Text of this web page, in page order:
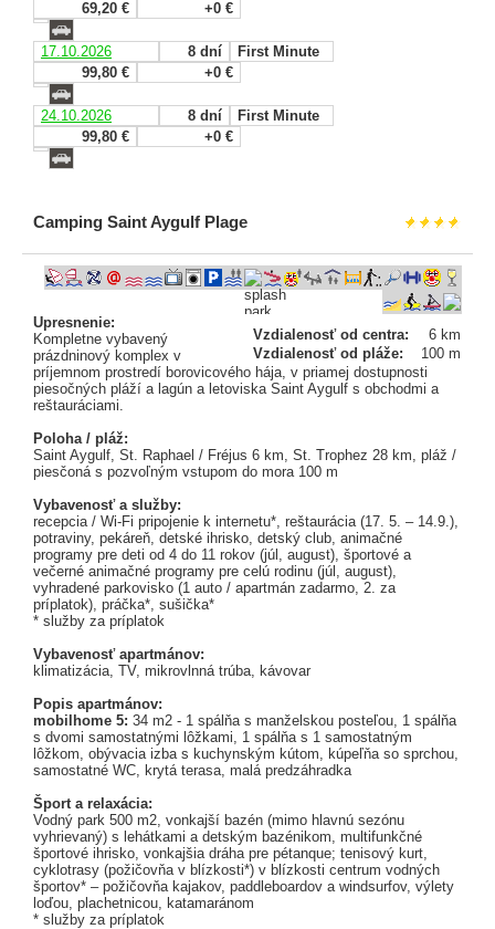
69,20 €
+0 €
17.10.2026 8 dní
First Minute
99,80 €
+0 €
24.10.2026 8 dní
First Minute
99,80 €
+0 €
Camping Saint Aygulf Plage
Vzdialenosť od centra:
6 km
Vzdialenosť od pláže:
100 m
Upresnenie:
Kompletne vybavený
prázdninový komplex v
príjemnom prostredí borovicového hája, v priamej dostupnosti
piesočných pláží a lagún a letoviska Saint Aygulf s obchodmi a
reštauráciami.
Poloha / pláž:
Saint Aygulf, St. Raphael / Fréjus 6 km, St. Trophez 28 km, pláž /
piesčoná s pozvoľným vstupom do mora 100 m
Vybavenosť a služby:
recepcia / Wi-Fi pripojenie k internetu*, reštaurácia (17. 5. – 14.9.),
potraviny, pekáreň, detské ihrisko, detský club, animačné
programy pre deti od 4 do 11 rokov (júl, august), športové a
večerné animačné programy pre celú rodinu (júl, august),
vyhradené parkovisko (1 auto / apartmán zadarmo, 2. za
príplatok), práčka*, sušička*
* služby za príplatok
Vybavenosť apartmánov:
klimatizácia, TV, mikrovlnná trúba, kávovar
Popis apartmánov:
mobilhome 5: 34 m2 - 1 spálňa s manželskou posteľou, 1 spálňa
s dvomi samostatnými lôžkami, 1 spálňa s 1 samostatným
lôžkom, obývacia izba s kuchynským kútom, kúpeľňa so sprchou,
samostatné WC, krytá terasa, malá predzáhradka
Šport a relaxácia:
Vodný park 500 m2, vonkajší bazén (mimo hlavnú sezónu
vyhrievaný) s lehátkami a detským bazénikom, multifunkčné
športové ihrisko, vonkajšia dráha pre pétanque; tenisový kurt,
cyklotrasy (požičovňa v blízkosti*) v blízkosti centrum vodných
športov* – požičovňa kajakov, paddleboardov a windsurfov, výlety
loďou, plachetnicou, katamaránom
* služby za príplatok